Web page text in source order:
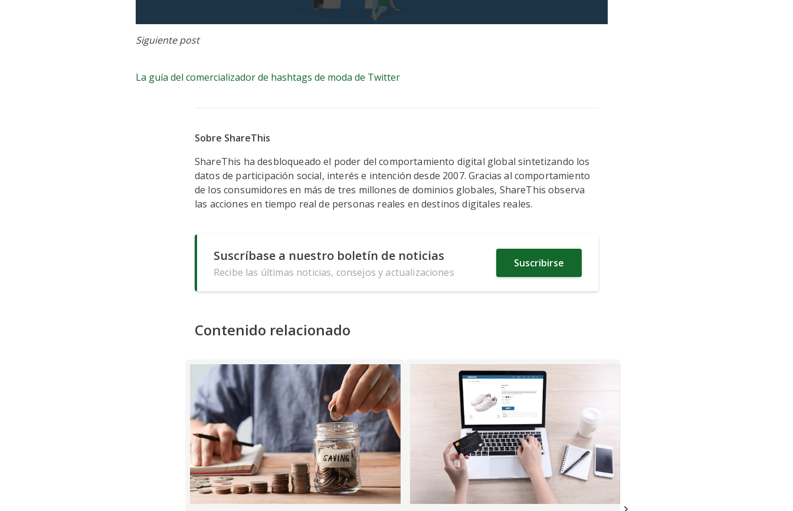
Siguiente post
La guía del comercializador de hashtags de moda de Twitter
Sobre ShareThis
ShareThis ha desbloqueado el poder del comportamiento digital global sintetizando los
datos de participación social, interés e intención desde 2007. Gracias al comportamiento
de los consumidores en más de tres millones de dominios globales, ShareThis observa
las acciones en tiempo real de personas reales en destinos digitales reales.
Suscríbase a nuestro boletín de noticias
Recibe las últimas noticias, consejos y actualizaciones
Suscribirse
Contenido relacionado